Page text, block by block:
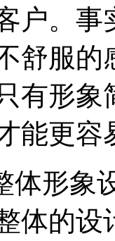
户。事
舒服的
有形象
能更容
体形象
体的设